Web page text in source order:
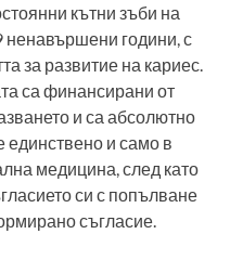
кътни зъби на
ненавършени години, с
за развитие на кариес.
са финансирани от
и са абсолютно
единствено и само в
медицина, след като
си с попълване
съгласие.